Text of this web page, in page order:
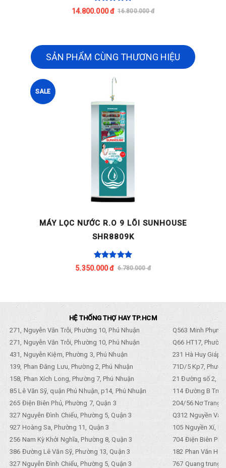
14.800.000 đ 16.800.000 đ
SẢN PHẨM CÙNG THƯƠNG HIỆU
SALE
MÁY LỌC NƯỚC R.O 9 LÕI SUNHOUSE
SHR8809K
5.350.000 đ 6.780.000 đ
HỆ THỐNG THỢ HAY TP.HCM
271, Nguyễn Văn Trỗi, Phường 10, Phú Nhuận
Q563 Minh
271, Nguyễn Văn Trỗi, Phường 10, Phú Nhuận
Q66 HT17,
431, Nguyễn Kiệm, Phường 3, Phú Nhuận
231 Hà Huy Giáp,
139, Phan Đăng Lưu, Phường 2, Phú Nhuận
71D/5 Kp7,
158, Phan Xích Long, Phường 7, Phú Nhuận
21 Đường số 2,
85 Lê Văn Sỹ, quận Phú Nhuận, p14, Phú Nhuận
114 Đường B
265 Điện Biên Phủ, Phường 7, Quận 3
204/56 Nơ Trang
327 Nguyễn Đình Chiểu, Phường 5, Quận 3
Q312 Nguyền
927 Hoàng Sa, Phường 11, Quận 3
105 Nguyền Xí,
256 Nam Kỳ Khởi Nghĩa, Phường 8, Quận 3
704 Điện Biên
386 Đường Lê Văn Sỹ, Phường 13, Quận 3
182 Phan Văn
327 Nguyễn Đình Chiểu, Phường 5, Quận 3
767 Quang trung,